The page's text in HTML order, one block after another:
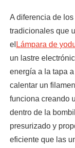
A diferencia de
tradicionales que
el Lámpara de
un lastre
energía a la tapa
calentar un
funciona creando
dentro de la
presurizado y
eficiente que las